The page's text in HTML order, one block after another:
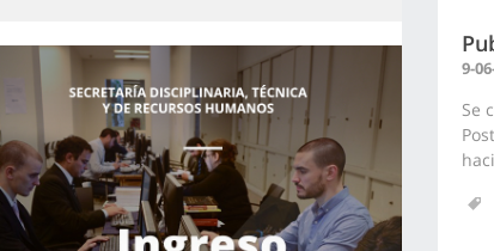
9-
Se